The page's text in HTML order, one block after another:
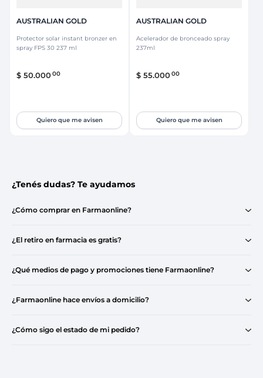
AUSTRALIAN GOLD
Protector solar instant bronzer en
spray FPS 30 237 ml
$ 50.00000
Quiero que me avisen
AUSTRALIAN GOLD
Acelerador de bronceado spray
237ml
$ 55.00000
Quiero que me avisen
¿Tenés dudas? Te ayudamos
¿Cómo comprar en Farmaonline?
¿El retiro en farmacia es gratis?
¿Qué medios de pago y promociones tiene Farmaonline?
¿Farmaonline hace envíos a domicilio?
¿Cómo sigo el estado de mi pedido?